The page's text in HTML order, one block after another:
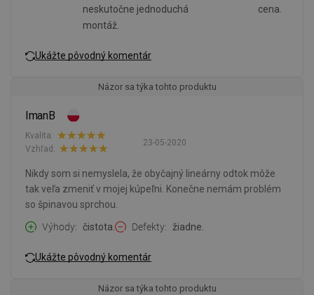
neskutočne jednoduchá
montáž.
cena.
Ukážte pôvodný komentár
Názor sa týka tohto produktu
ImanB
23-05-2020
Kvalita:
Vzhľad:
Nikdy som si nemyslela, že obyčajný lineárny odtok môže
tak veľa zmeniť v mojej kúpeľni. Konečne nemám problém
so špinavou sprchou.
Výhody
čistota. Defekty žiadne.
Ukážte pôvodný komentár
Názor sa týka tohto produktu